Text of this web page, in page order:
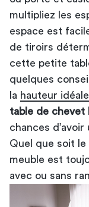
multipliez les
espace est
de tiroirs
cette petite
quelques
la hauteur
table de chevet
chances d’avoir
Quel que soit le
meuble est
avec ou sans